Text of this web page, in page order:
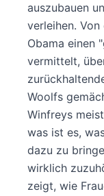
auszubauen
verleihen.
Obama einen
vermittelt,
Woolfs
Winfreys
was ist es,
dazu zu
wirklich
zeigt, wie